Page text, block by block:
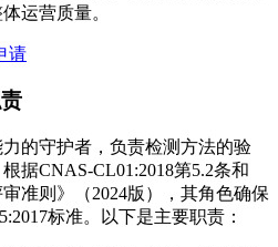
运营质量。
请
的守护者，负责检测方法的验
据CNAS-CL01:2018第5.2条和
准则》（2024版），其角色确保
标准。以下是主要职责：